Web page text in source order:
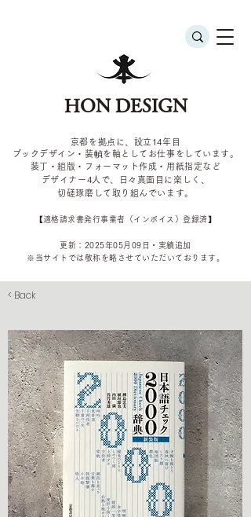
HON DESIGN
京都を拠点に、設立14年目
ブックデザイン・装幀を軸としてお仕事をしています。
装丁・組版・フォーマット作成・用紙指定など
デザイナー4 人で、日々真面目に楽しく、
切磋琢磨して取り組んでいます。
​【適格請求書発行事業者（インボイス）登録済】
更新：2025年05 月09 日・実績追加
​※当サイトでは敬称を 略させていただいております。
< Back